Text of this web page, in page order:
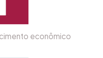
econômico